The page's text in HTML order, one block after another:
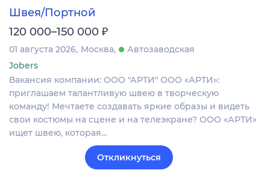
Швея/Портной
120 000–150 000 ₽
01 августа 2026 Москва
Автозаводская
Jobers
Вакансия компании: ООО "АРТИ" ООО «АРТИ»:
приглашаем талантливую швею в творческую
команду! Мечтаете создавать яркие образы и видеть
свои костюмы на сцене и на телеэкране? ООО «АРТИ»
ищет швею, которая…
Откликнуться